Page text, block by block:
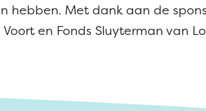
hebben. Met dank aan de
en Fonds Sluyterman van